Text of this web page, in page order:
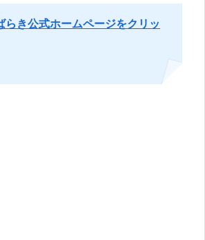
らき公式ホームページをクリッ